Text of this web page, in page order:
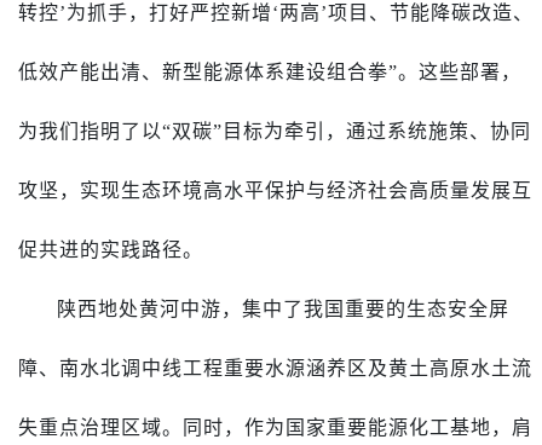
转控’为抓手，打好严控新增‘两高’项目、节能降碳改造、
低效产能出清、新型能源体系建设组合拳”。这些部署，
为我们指明了以“双碳”目标为牵引，通过系统施策、协同
攻坚，实现生态环境高水平保护与经济社会高质量发展互
促共进的实践路径。
陕西地处黄河中游，集中了我国重要的生态安全屏
障、南水北调中线工程重要水源涵养区及黄土高原水土流
失重点治理区域。同时，作为国家重要能源化工基地，肩